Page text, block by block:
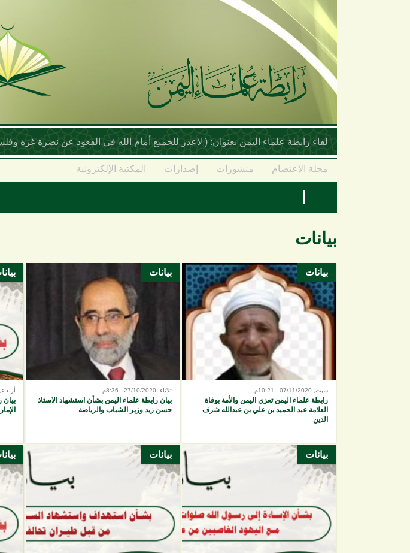
تجاوز إلى المحتوى الرئيسي
لقاء رابطة علماء اليمن بعنوان: ( لاعذر للجميع أمام الله في القعود عن نصرة غزة
مجلة الاعتصام منشورات إصدارات المكتبة الإلكترونية
بيانات
بيانات
سبت, 07/11/2020 - 10:21م
رابطة علماء اليمن تعزي اليمن والأمة بوفاة
العلامة عبد الحميد بن علي بن عبدالله شرف
الدين
بيانات
ثلاثاء, 27/10/2020 - 8:36م
بيان رابطة علماء اليمن بشأن استشهاد الاستاذ
حسن زيد وزير الشباب والرياضة
أربعاء, 16/09/2020 - 9:04م
بيان
بيانات بيانات
الصفحات